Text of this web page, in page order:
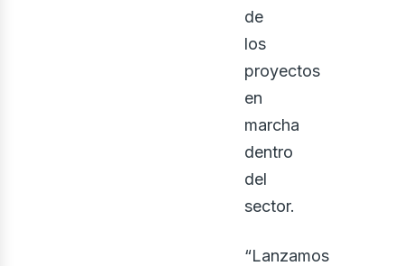
de
los
proyectos
en
marcha
dentro
del
sector.
“Lanzamos